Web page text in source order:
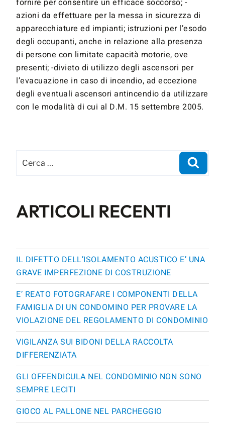
fornire per consentire un efficace soccorso; -
azioni da effettuare per la messa in sicurezza di
apparecchiature ed impianti; istruzioni per l’esodo
degli occupanti, anche in relazione alla presenza
di persone con limitate capacità motorie, ove
presenti; -divieto di utilizzo degli ascensori per
l’evacuazione in caso di incendio, ad eccezione
degli eventuali ascensori antincendio da utilizzare
con le modalità di cui al D.M. 15 settembre 2005.
ARTICOLI RECENTI
IL DIFETTO DELL’ISOLAMENTO ACUSTICO E’ UNA
GRAVE IMPERFEZIONE DI COSTRUZIONE
E’ REATO FOTOGRAFARE I COMPONENTI DELLA
FAMIGLIA DI UN CONDOMINO PER PROVARE LA
VIOLAZIONE DEL REGOLAMENTO DI CONDOMINIO
VIGILANZA SUI BIDONI DELLA RACCOLTA
DIFFERENZIATA
GLI OFFENDICULA NEL CONDOMINIO NON SONO
SEMPRE LECITI
GIOCO AL PALLONE NEL PARCHEGGIO